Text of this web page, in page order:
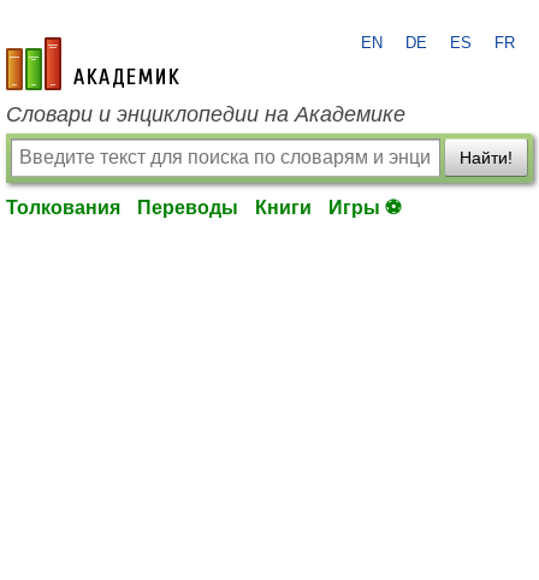
academic.ru
EN DE ES FR
Словари и энциклопедии на Академике
Найти!
Толкования Переводы Книги Игры ⚽